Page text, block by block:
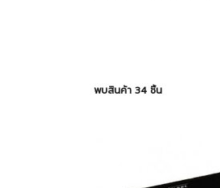
พบสินค้า 34 ชิ้น